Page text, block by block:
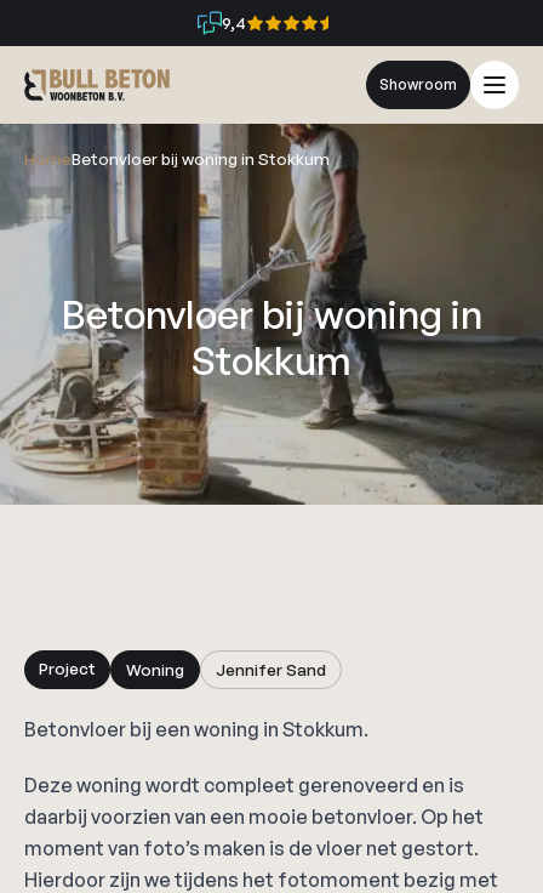
9,4
Showroom
HomeBetonvloer bij woning in Stokkum
Betonvloer bij woning in
Stokkum
Project Woning Jennifer Sand
Betonvloer bij een woning in Stokkum.
Deze woning wordt compleet gerenoveerd en is
daarbij voorzien van een mooie betonvloer. Op het
moment van foto’s maken is de vloer net gestort.
Hierdoor zijn we tijdens het fotomoment bezig met